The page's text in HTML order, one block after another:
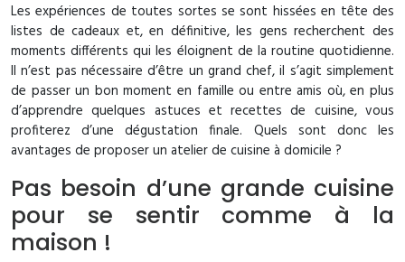
Les expériences de toutes sortes se sont hissées en tête des
listes de cadeaux et, en définitive, les gens recherchent des
moments différents qui les éloignent de la routine quotidienne.
Il n’est pas nécessaire d’être un grand chef, il s’agit simplement
de passer un bon moment en famille ou entre amis où, en plus
d’apprendre quelques astuces et recettes de cuisine, vous
profiterez d’une dégustation finale. Quels sont donc les
avantages de proposer un atelier de cuisine à domicile ?
Pas besoin d’une grande cuisine
pour se sentir comme à la
maison !